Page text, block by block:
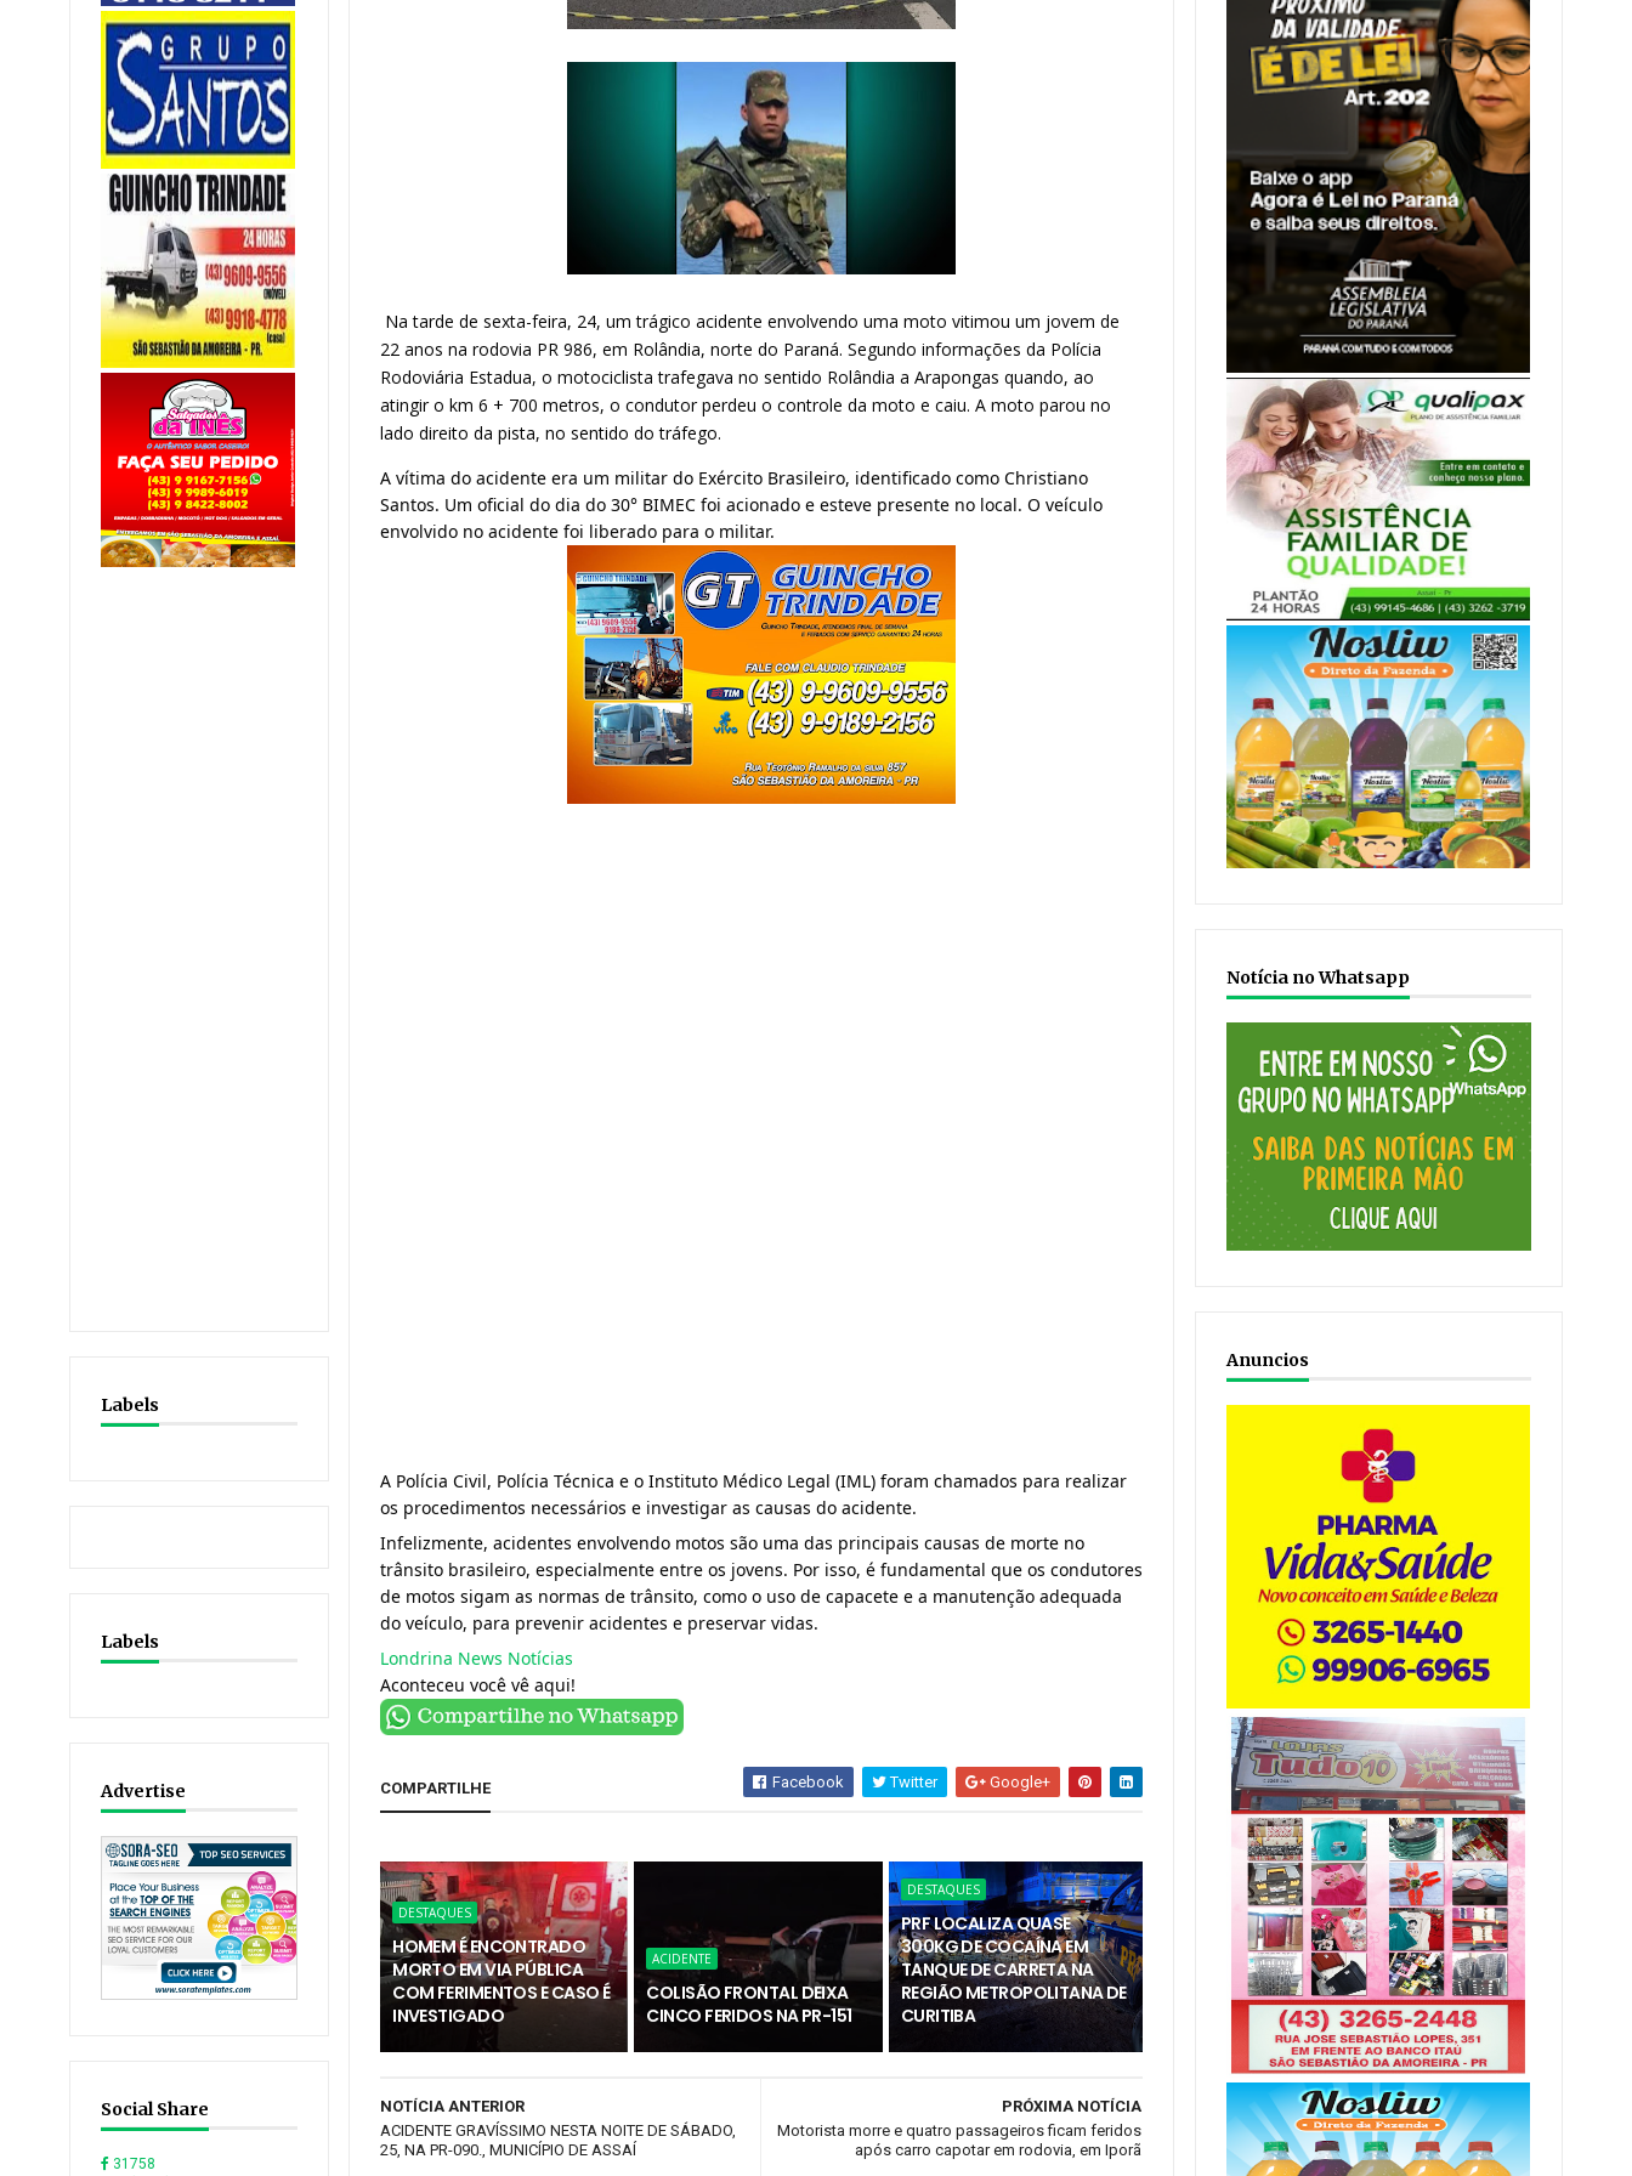
Labels
Labels
Advertise
Social Share
31758
Na tarde de sexta-feira, 24, um trágico acidente envolvendo uma moto vitimou um jovem de
22 anos na rodovia PR 986, em Rolândia, norte do Paraná. Segundo informações da Polícia
Rodoviária Estadua, o motociclista trafegava no sentido Rolândia a Arapongas quando, ao
atingir o km 6 + 700 metros, o condutor perdeu o controle da moto e caiu. A moto parou no
lado direito da pista, no sentido do tráfego.
A vítima do acidente era um militar do Exército Brasileiro, identificado como Christiano
Santos. Um oficial do dia do 30° BIMEC foi acionado e esteve presente no local. O veículo
envolvido no acidente foi liberado para o militar.
A Polícia Civil, Polícia Técnica e o Instituto Médico Legal (IML) foram chamados para realizar
os procedimentos necessários e investigar as causas do acidente.
Infelizmente, acidentes envolvendo motos são uma das principais causas de morte no
trânsito brasileiro, especialmente entre os jovens. Por isso, é fundamental que os condutores
de motos sigam as normas de trânsito, como o uso de capacete e a manutenção adequada
do veículo, para prevenir acidentes e preservar vidas.
Londrina News Notícias
Aconteceu você vê aqui!
COMPARTILHE Facebook Twitter Google+
DESTAQUES
HOMEM É ENCONTRADO
MORTO EM VIA PÚBLICA
COM FERIMENTOS E CASO É
INVESTIGADO
ACIDENTE
COLISÃO FRONTAL DEIXA
CINCO FERIDOS NA PR-151
DESTAQUES
PRF LOCALIZA QUASE
300KG DE COCAÍNA EM
TANQUE DE CARRETA NA
REGIÃO METROPOLITANA DE
CURITIBA
PRÓXIMA NOTÍCIA
Motorista morre e quatro passageiros ficam feridos
após carro capotar em rodovia, em Iporã
NOTÍCIA ANTERIOR
ACIDENTE GRAVÍSSIMO NESTA NOITE DE SÁBADO,
25, NA PR-090., MUNICÍPIO DE ASSAÍ
Notícia no Whatsapp
Anuncios